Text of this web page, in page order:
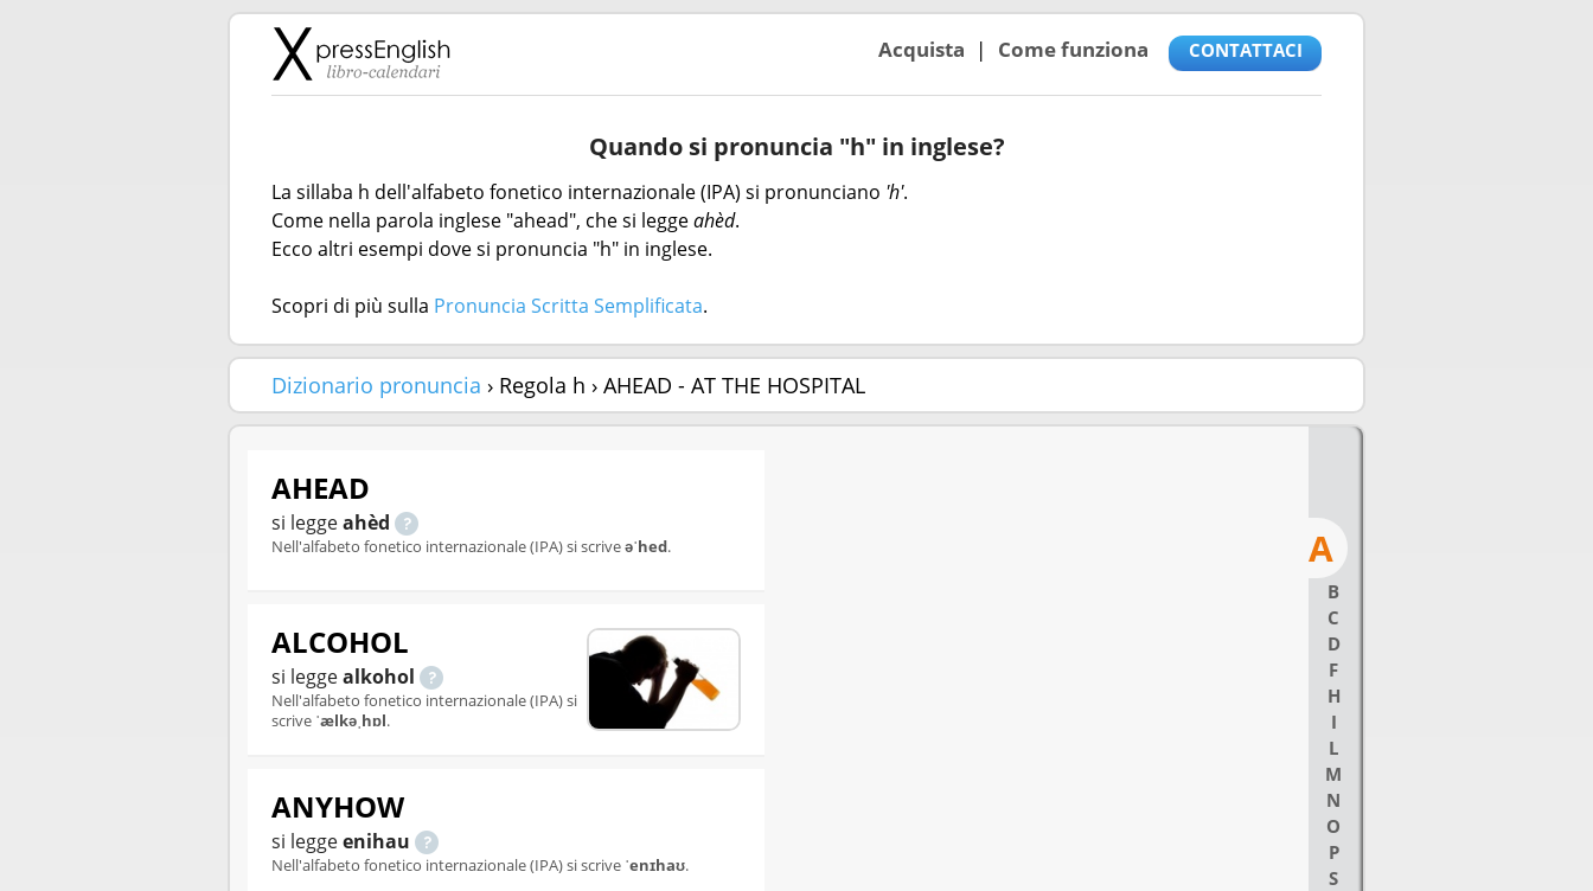
Acquista Come funziona CONTATTACI
Quando si pronuncia "h" in inglese?
La sillaba h dell'alfabeto fonetico internazionale (IPA) si pronunciano 'h'.
Come nella parola inglese "ahead", che si leggeahèd.
Ecco altri esempi dove si pronuncia "h" in inglese.
Scopri di più sulla Pronuncia Scritta Semplificata.
Dizionario pronuncia › Regola h › AHEAD - AT THE HOSPITAL
A
B
C
D
F
H
I
L
M
N
O
P
S
AHEAD
si leggeahèd
Nell'alfabeto fonetico internazionale (IPA) si scriveəˈhed.
ALCOHOL
si leggealkohol
Nell'alfabeto fonetico internazionale (IPA) si
scrive ˈælkəˌhɒl.
ANYHOW
si leggeenihau
Nell'alfabeto fonetico internazionale (IPA) si scrive ˈenɪhaʊ.